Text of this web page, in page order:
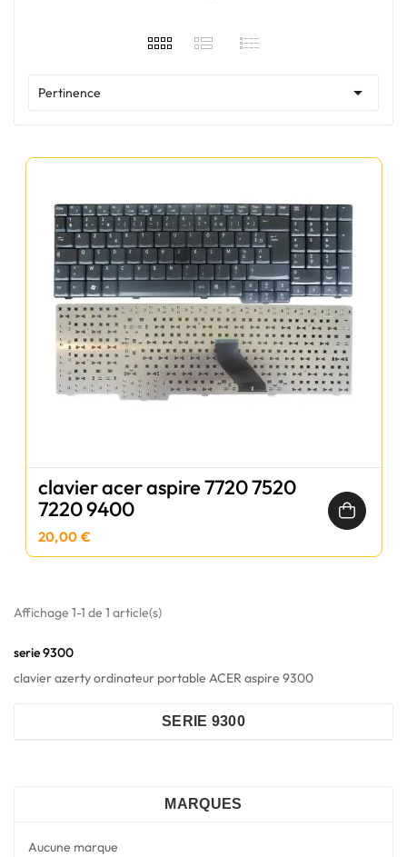
Pertinence 
clavier acer aspire 7720 7520
7220 9400
20,00 €
Affichage 1-1 de 1 article(s)
serie 9300
clavier azerty ordinateur portable ACER aspire 9300
SERIE 9300
MARQUES
Aucune marque